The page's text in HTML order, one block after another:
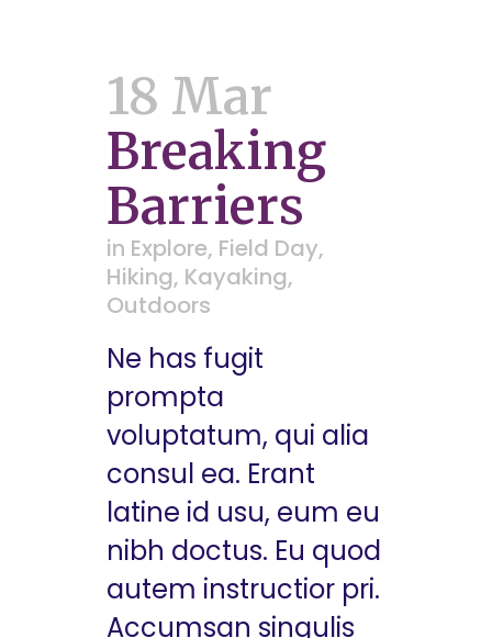
18 Mar
Breaking
Barriers
in Explore, Field Day,
Hiking, Kayaking,
Outdoors
Ne has fugit
prompta
voluptatum, qui alia
consul ea. Erant
latine id usu, eum eu
nibh doctus. Eu quod
autem instructior pri.
Accumsan singulis